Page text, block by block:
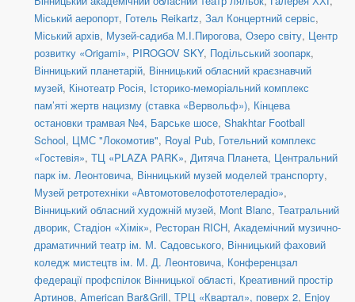
Міський аеропорт, Готель Reikartz, Зал Концертний сервіс,
Міський архів, Музей-садиба М.І.Пирогова, Озеро світу, Центр
розвитку «Origami», PIROGOV SKY, Подільський зоопарк,
Вінницький планетарій, Вінницький обласний краєзнавчий
музей, Кінотеатр Росія, Історико-меморіальний комплекс
пам’яті жертв нацизму (ставка «Вервольф»), Кінцева
остановки трамвая №4, Барське шосе, Shakhtar Football
School, ЦМС "Локомотив", Royal Pub, Готельний комплекс
«Гостевія», ТЦ «PLAZA PARK», Дитяча Планета, Центральний
парк ім. Леонтовича, Вінницький музей моделей транспорту,
Музей ретротехніки «Автомотовелофототелерадіо»,
Вінницький обласний художній музей, Mont Blanc, Театральний
дворик, Стадіон «Хімік», Ресторан RICH, Академічний музично-
драматичний театр ім. М. Садовського, Вінницький фаховий
коледж мистецтв ім. М. Д. Леонтовича, Конференцзал
федерації профспілок Вінницької області, Креативний простір
Артинов, American Bar&Grill, ТРЦ «Квартал», поверх 2, Enjoy